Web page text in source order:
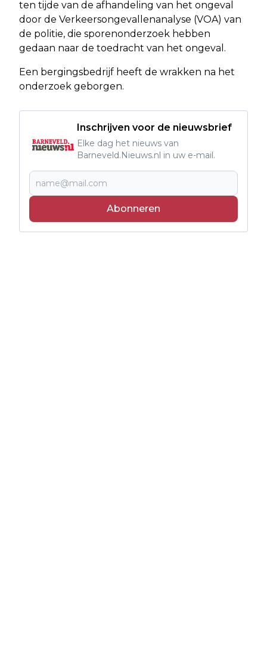
ten tijde van de afhandeling van het ongeval
door de Verkeersongevallenanalyse (VOA) van
de politie, die sporenonderzoek hebben
gedaan naar de toedracht van het ongeval.
Een bergingsbedrijf heeft de wrakken na het
onderzoek geborgen.
Inschrijven voor de nieuwsbrief
Elke dag het nieuws van
Barneveld.Nieuws.nl in uw e-mail.
Abonneren